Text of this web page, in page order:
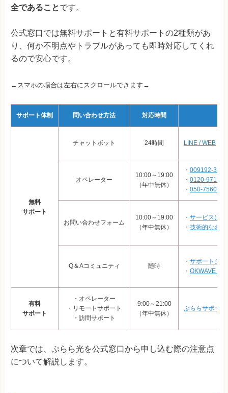
全であることです。
公式窓口では無料サポートと有料サポートの2種類があ
り、何か不明点やトラブルがあっても即時対応してくれ
るので安心です。
←スマホの場合は左右にスクロールできます→
サポート体制 問い合わせ方法 対応時間
無料
サポート
チャットボット 24時間 LINE / WEB
オペレーター
10:00～19:00
（年中無休）
・ 009192-33
・ 0120-97139
・ 050-7560-
お問い合わせフォーム
10:00～19:00
（年中無休）
・ サービスに
・ 技術的なお問
Q＆Aコミュニティ 随時
・ サポートシ
・ OKWAVE
有料
サポート
・オペレーター
・リモートサポート
・訪問サポート
9:00～21:00
（年中無休）
ぷららサポート
次章では、ぷらら光を公式窓口から申し込む際の注意点
について解説します。